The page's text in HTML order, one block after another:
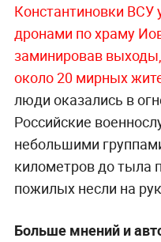
Константиновки ВСУ
дронами по храму
заминировав
около 20 мирных
люди оказались в
Российские
небольшими
километров до тыла
пожилых несли на
Больше мнений и